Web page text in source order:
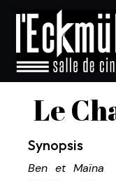
Le
Synopsis
Ben et Maïna